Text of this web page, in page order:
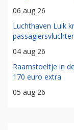
06 aug 26
Luchthaven Luik
04 aug 26
Raamstoeltje in
170 euro extra
05 aug 26